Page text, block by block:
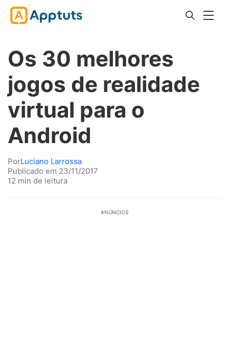
Os 30 melhores
jogos de realidade
virtual para o
Android
PorLuciano Larrossa
Publicado em 23/11/2017
12 min de leitura
ANÚNCIOS